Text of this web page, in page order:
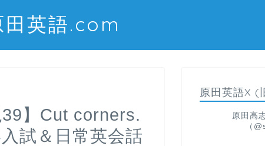
田英語.com
39】Cut corners.
試＆日常英会話
原田英語X
原田高
（